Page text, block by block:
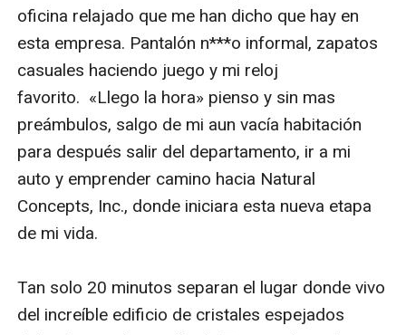
oficina relajado que me han dicho que hay en
esta empresa. Pantalón n***o informal, zapatos
casuales haciendo juego y mi reloj
favorito.  «Llego la hora» pienso y sin mas
preámbulos, salgo de mi aun vacía habitación
para después salir del departamento, ir a mi
auto y emprender camino hacia Natural
Concepts, Inc., donde iniciara esta nueva etapa
de mi vida.
Tan solo 20 minutos separan el lugar donde vivo
del increíble edificio de cristales espejados